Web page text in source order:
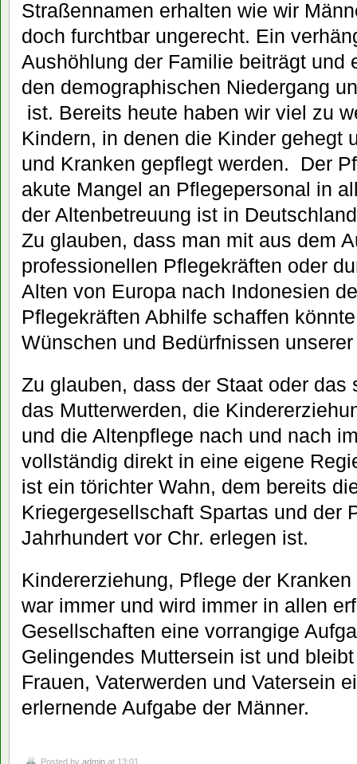
Straßennamen erhalten wie wir
doch furchtbar ungerecht. Ein
Aushöhlung der Familie beiträgt und
den demographischen Niedergang
ist. Bereits heute haben wir viel zu
Kindern, in denen die Kinder gehegt
und Kranken gepflegt werden. Der
akute Mangel an Pflegepersonal in
der Altenbetreuung ist in
Zu glauben, dass man mit aus dem
professionellen Pflegekräften oder
Alten von Europa nach Indonesien
Pflegekräften Abhilfe schaffen
Wünschen und Bedürfnissen
Zu glauben, dass der Staat oder
das Mutterwerden, die
und die Altenpflege nach und nach
vollständig direkt in eine eigene
ist ein törichter Wahn, dem bereits
Kriegergesellschaft Spartas und der
Jahrhundert vor Chr. erlegen ist.
Kindererziehung, Pflege der
war immer und wird immer in allen
Gesellschaften eine vorrangige
Gelingendes Muttersein ist und
Frauen, Vaterwerden und Vatersein
erlernende Aufgabe der Männer.
Posted by admin at 13:01